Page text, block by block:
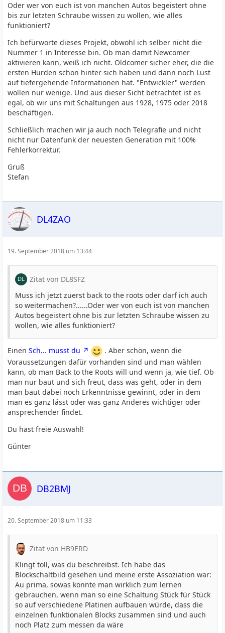
Oder wer von euch ist von manchen Autos begeistert ohne
bis zur letzten Schraube wissen zu wollen, wie alles
funktioniert?
Ich befürworte dieses Projekt, obwohl ich selber nicht die
Nummer 1 in Interesse bin. Ob man damit Newcomer
aktivieren kann, weiß ich nicht. Oldcomer sicher eher, die die
ersten Hürden schon hinter sich haben und dann noch Lust
auf tiefergehende Informationen hat. "Entwickler" werden
wollen nur wenige. Und aus dieser Sicht betrachtet ist es
egal, ob wir uns mit Schaltungen aus 1928, 1975 oder 2018
beschäftigen.
Schließlich machen wir ja auch noch Telegrafie und nicht
nicht nur Datenfunk der neuesten Generation mit 100%
Fehlerkorrektur.
Gruß
Stefan
DL4ZAO
19. September 2018 um 13:44
Zitat von DL8SFZ
Muss ich jetzt zuerst back to the roots oder darf ich auch
so weitermachen?......Oder wer von euch ist von manchen
Autos begeistert ohne bis zur letzten Schraube wissen zu
wollen, wie alles funktioniert?
EinenSch... musst du
. Aber schön, wenn die
Voraussetzungen dafür vorhanden sind und man wählen
kann, ob man Back to the Roots will und wenn ja, wie tief. Ob
man nur baut und sich freut, dass was geht, oder in dem
man baut dabei noch Erkenntnisse gewinnt, oder in dem
man es ganz lässt oder was ganz Anderes wichtiger oder
ansprechender findet.
Du hast freie Auswahl!
Günter
DB2BMJ
20. September 2018 um 11:33
Zitat von HB9ERD
Klingt toll, was du beschreibst. Ich habe das
Blockschaltbild gesehen und meine erste Assoziation war:
Au prima, sowas könnte man wirklich zum lernen
gebrauchen, wenn man so eine Schaltung Stück für Stück
so auf verschiedene Platinen aufbauen würde, dass die
einzelnen funktionalen Blocks zusammen sind und auch
noch Platz zum messen da wäre